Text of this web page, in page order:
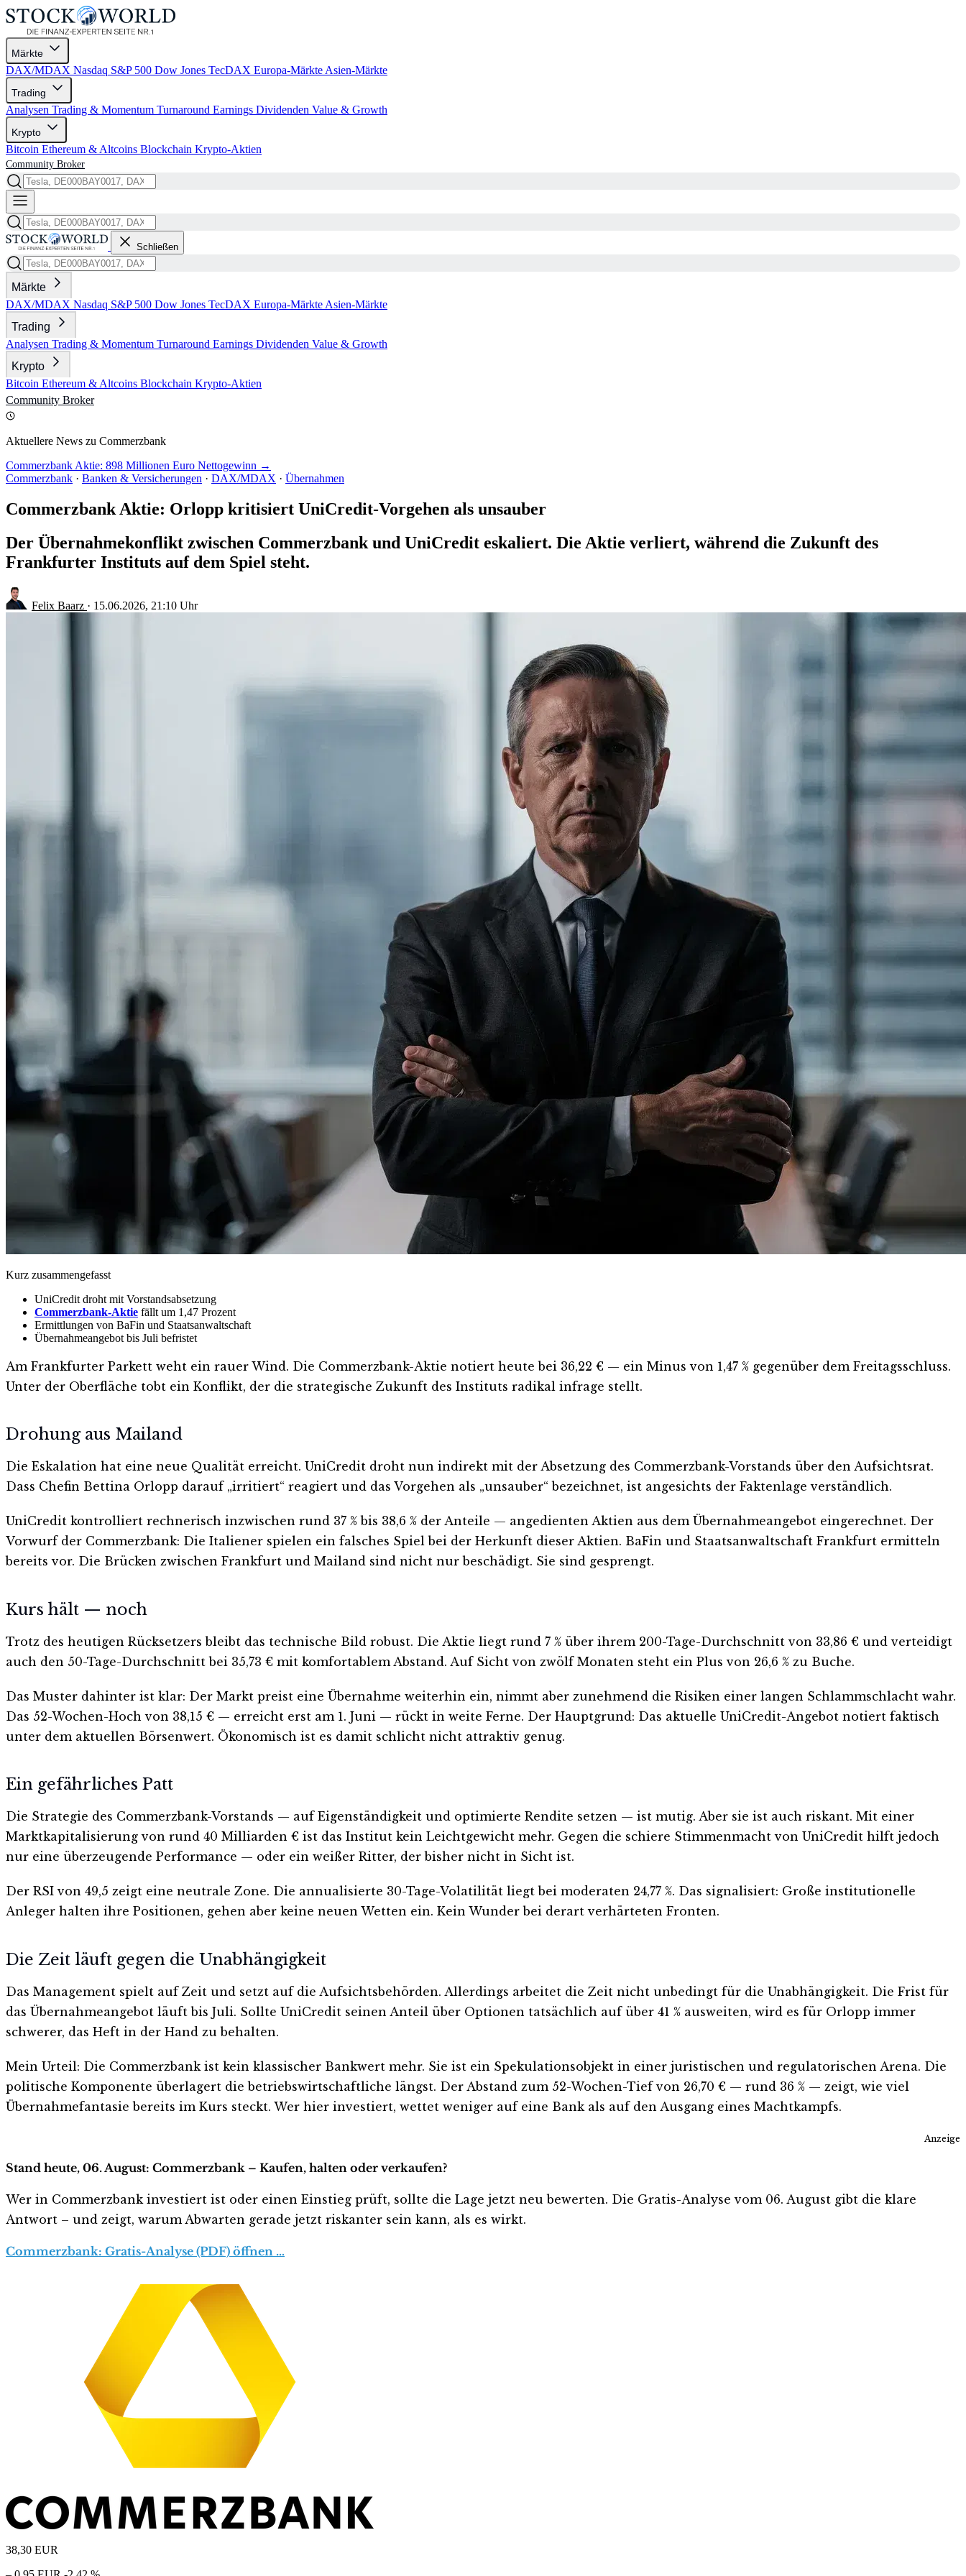
Märkte
DAX/MDAX Nasdaq S&P 500 Dow Jones TecDAX Europa-Märkte Asien-Märkte
Trading
Analysen Trading & Momentum Turnaround Earnings Dividenden Value & Growth
Krypto
Bitcoin Ethereum & Altcoins Blockchain Krypto-Aktien
Community Broker
Schließen
Märkte
DAX/MDAX Nasdaq S&P 500 Dow Jones TecDAX Europa-Märkte Asien-Märkte
Trading
Analysen Trading & Momentum Turnaround Earnings Dividenden Value & Growth
Krypto
Bitcoin Ethereum & Altcoins Blockchain Krypto-Aktien
Community Broker
Aktuellere News zu Commerzbank
Commerzbank Aktie: 898 Millionen Euro Nettogewinn →
Commerzbank · Banken & Versicherungen · DAX/MDAX · Übernahmen
Commerzbank Aktie: Orlopp kritisiert UniCredit-Vorgehen als unsauber
Der Übernahmekonflikt zwischen Commerzbank und UniCredit eskaliert. Die Aktie verliert, während die Zukunft des
Frankfurter Instituts auf dem Spiel steht.
Felix Baarz · 15.06.2026, 21:10 Uhr
Kurz zusammengefasst
UniCredit droht mit Vorstandsabsetzung
Commerzbank-Aktie fällt um 1,47 Prozent
Ermittlungen von BaFin und Staatsanwaltschaft
Übernahmeangebot bis Juli befristet
Am Frankfurter Parkett weht ein rauer Wind. Die Commerzbank-Aktie notiert heute bei 36,22 € — ein Minus von 1,47 % gegenüber dem Freitagsschluss.
Unter der Oberfläche tobt ein Konflikt, der die strategische Zukunft des Instituts radikal infrage stellt.
Drohung aus Mailand
Die Eskalation hat eine neue Qualität erreicht. UniCredit droht nun indirekt mit der Absetzung des Commerzbank-Vorstands über den Aufsichtsrat.
Dass Chefin Bettina Orlopp darauf „irritiert“ reagiert und das Vorgehen als „unsauber“ bezeichnet, ist angesichts der Faktenlage verständlich.
UniCredit kontrolliert rechnerisch inzwischen rund 37 % bis 38,6 % der Anteile — angedienten Aktien aus dem Übernahmeangebot eingerechnet. Der
Vorwurf der Commerzbank: Die Italiener spielen ein falsches Spiel bei der Herkunft dieser Aktien. BaFin und Staatsanwaltschaft Frankfurt ermitteln
bereits vor. Die Brücken zwischen Frankfurt und Mailand sind nicht nur beschädigt. Sie sind gesprengt.
Kurs hält — noch
Trotz des heutigen Rücksetzers bleibt das technische Bild robust. Die Aktie liegt rund 7 % über ihrem 200-Tage-Durchschnitt von 33,86 € und verteidigt
auch den 50-Tage-Durchschnitt bei 35,73 € mit komfortablem Abstand. Auf Sicht von zwölf Monaten steht ein Plus von 26,6 % zu Buche.
Das Muster dahinter ist klar: Der Markt preist eine Übernahme weiterhin ein, nimmt aber zunehmend die Risiken einer langen Schlammschlacht wahr.
Das 52-Wochen-Hoch von 38,15 € — erreicht erst am 1. Juni — rückt in weite Ferne. Der Hauptgrund: Das aktuelle UniCredit-Angebot notiert faktisch
unter dem aktuellen Börsenwert. Ökonomisch ist es damit schlicht nicht attraktiv genug.
Ein gefährliches Patt
Die Strategie des Commerzbank-Vorstands — auf Eigenständigkeit und optimierte Rendite setzen — ist mutig. Aber sie ist auch riskant. Mit einer
Marktkapitalisierung von rund 40 Milliarden € ist das Institut kein Leichtgewicht mehr. Gegen die schiere Stimmenmacht von UniCredit hilft jedoch
nur eine überzeugende Performance — oder ein weißer Ritter, der bisher nicht in Sicht ist.
Der RSI von 49,5 zeigt eine neutrale Zone. Die annualisierte 30-Tage-Volatilität liegt bei moderaten 24,77 %. Das signalisiert: Große institutionelle
Anleger halten ihre Positionen, gehen aber keine neuen Wetten ein. Kein Wunder bei derart verhärteten Fronten.
Die Zeit läuft gegen die Unabhängigkeit
Das Management spielt auf Zeit und setzt auf die Aufsichtsbehörden. Allerdings arbeitet die Zeit nicht unbedingt für die Unabhängigkeit. Die Frist für
das Übernahmeangebot läuft bis Juli. Sollte UniCredit seinen Anteil über Optionen tatsächlich auf über 41 % ausweiten, wird es für Orlopp immer
schwerer, das Heft in der Hand zu behalten.
Mein Urteil: Die Commerzbank ist kein klassischer Bankwert mehr. Sie ist ein Spekulationsobjekt in einer juristischen und regulatorischen Arena. Die
politische Komponente überlagert die betriebswirtschaftliche längst. Der Abstand zum 52-Wochen-Tief von 26,70 € — rund 36 % — zeigt, wie viel
Übernahmefantasie bereits im Kurs steckt. Wer hier investiert, wettet weniger auf eine Bank als auf den Ausgang eines Machtkampfs.
Anzeige
Stand heute, 06. August: Commerzbank – Kaufen, halten oder verkaufen?
Wer in Commerzbank investiert ist oder einen Einstieg prüft, sollte die Lage jetzt neu bewerten. Die Gratis-Analyse vom 06. August gibt die klare
Antwort – und zeigt, warum Abwarten gerade jetzt riskanter sein kann, als es wirkt.
Commerzbank: Gratis-Analyse (PDF) öffnen …
38,30 EUR